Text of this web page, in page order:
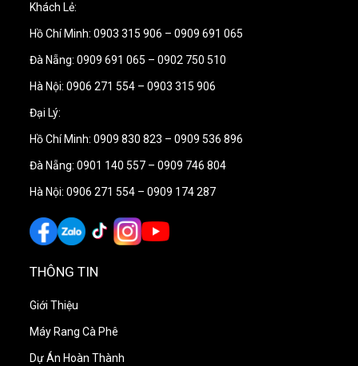
Khách Lẻ:
Hồ Chí Minh: 0903 315 906 – 0909 691 065
Đà Nẵng: 0909 691 065 – 0902 750 510
Hà Nội: 0906 271 554 – 0903 315 906
Đại Lý:
Hồ Chí Minh: 0909 830 823 – 0909 536 896
Đà Nẵng: 0901 140 557 – 0909 746 804
Hà Nội: 0906 271 554 – 0909 174 287
THÔNG TIN
Giới Thiệu
Máy Rang Cà Phê
Dự Án Hoàn Thành